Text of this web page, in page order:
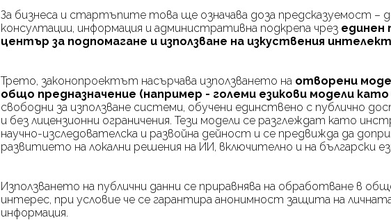
За бизнеса и стартъпите това ще означава доза предсказуемост –
консултации, информация и административна подкрепа чрез единен
център за подпомагане и използване на изкуствения интелект
Трето, законопроектът насърчава използването на отворени
общо предназначение (например - големи езикови модели като
свободни за използване системи, обучени единствено с публично
и без лицензионни ограничения. Тези модели се разглеждат като
научно-изследователска и развойна дейност и се предвижда да
развитието на локални решения на ИИ, включително и на български
Използването на публични данни се приравнява на обработване в
интерес, при условие че се гарантира анонимност защита на
информация.